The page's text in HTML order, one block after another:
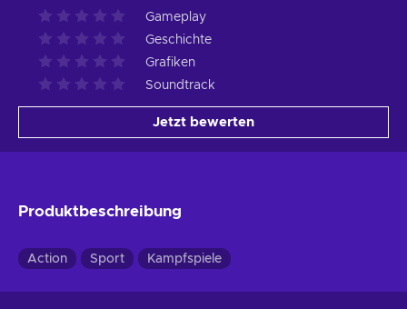
Gameplay
Geschichte
Grafiken
Soundtrack
Jetzt bewerten
Produktbeschreibung
Action Sport Kampfspiele